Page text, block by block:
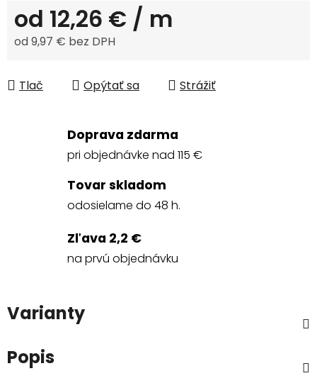
od 12,26 € / m
od9,97 € bez DPH
Tlač
Opýtať sa Strážiť
Doprava zdarma
pri objednávke nad 115 €
Tovar skladom
odosielame do 48 h.
Zľava 2,2 €
na prvú objednávku
Varianty
Popis